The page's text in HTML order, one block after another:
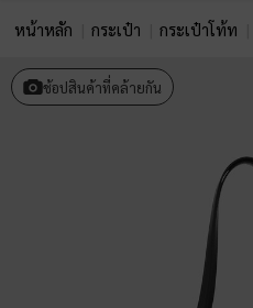
หน้าหลัก กระเป๋า กระเป๋าโท้ท
ช้อปสินค้าที่คล้ายกัน